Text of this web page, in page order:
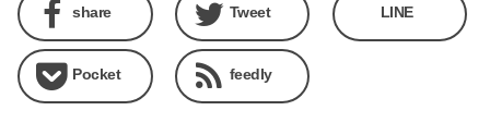
share Tweet LINE
Pocket feedly